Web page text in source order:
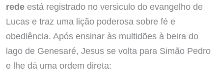
redeestá registrado no versiculo do evangelho de
Lucas e traz uma lição poderosa sobre fé e
obediência. Após ensinar às multidões à beira do
lago de Genesaré, Jesus se volta para Simão Pedro
e lhe dá uma ordem direta: